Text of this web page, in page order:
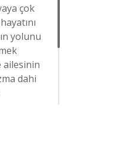
çok
yolunu
ailesinin
dahi